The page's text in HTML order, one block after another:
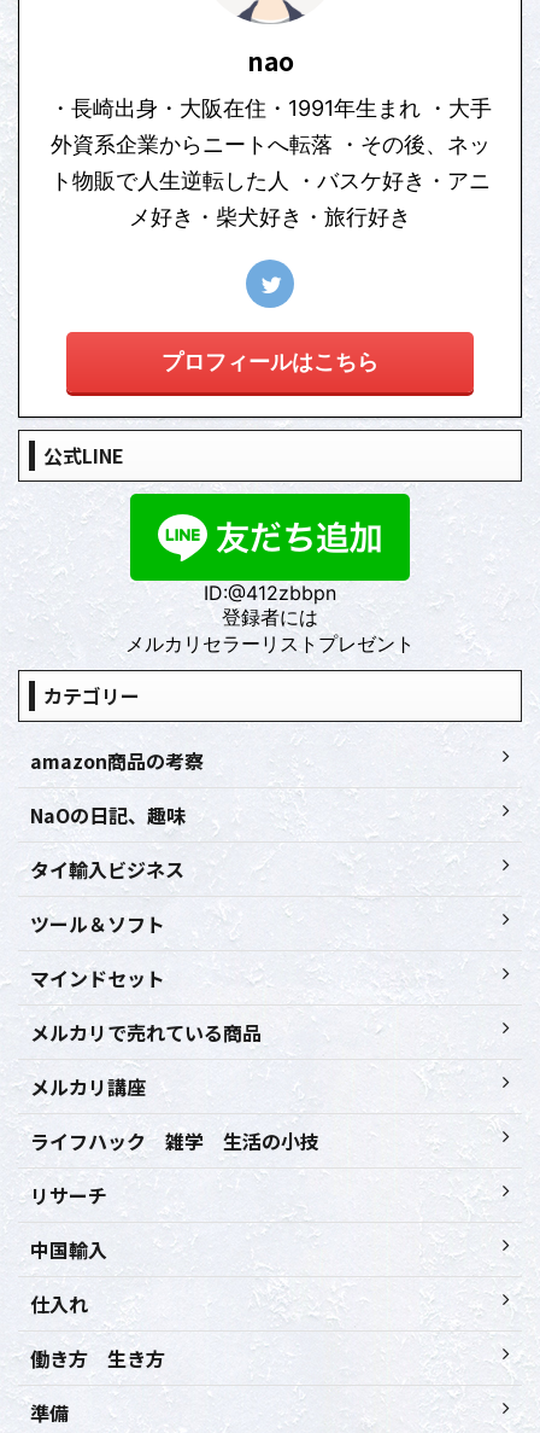
nao
・長崎出身・大阪在住・1991年生まれ ・大手
外資系企業からニートへ転落 ・その後、ネッ
ト物販で人生逆転した人 ・バスケ好き・アニ
メ好き・柴犬好き・旅行好き
プロフィールはこちら
公式LINE
ID:@412zbbpn
登録者には
メルカリセラーリストプレゼント
カテゴリー
amazon商品の考察
NaOの日記、趣味
タイ輸入ビジネス
ツール＆ソフト
マインドセット
メルカリで売れている商品
メルカリ講座
ライフハック 雑学 生活の小技
リサーチ
中国輸入
仕入れ
働き方 生き方
準備